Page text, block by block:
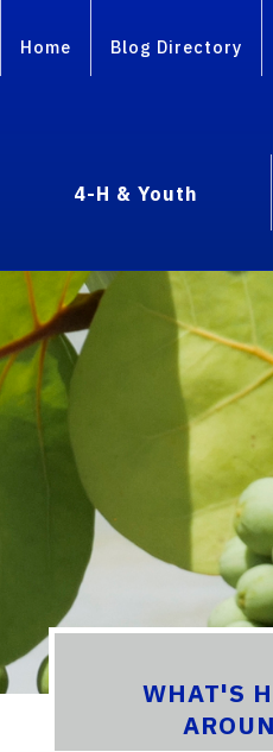
Home Blog Directory
4-H & Youth
WHAT'S